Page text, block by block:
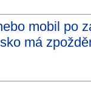
mobil po
má